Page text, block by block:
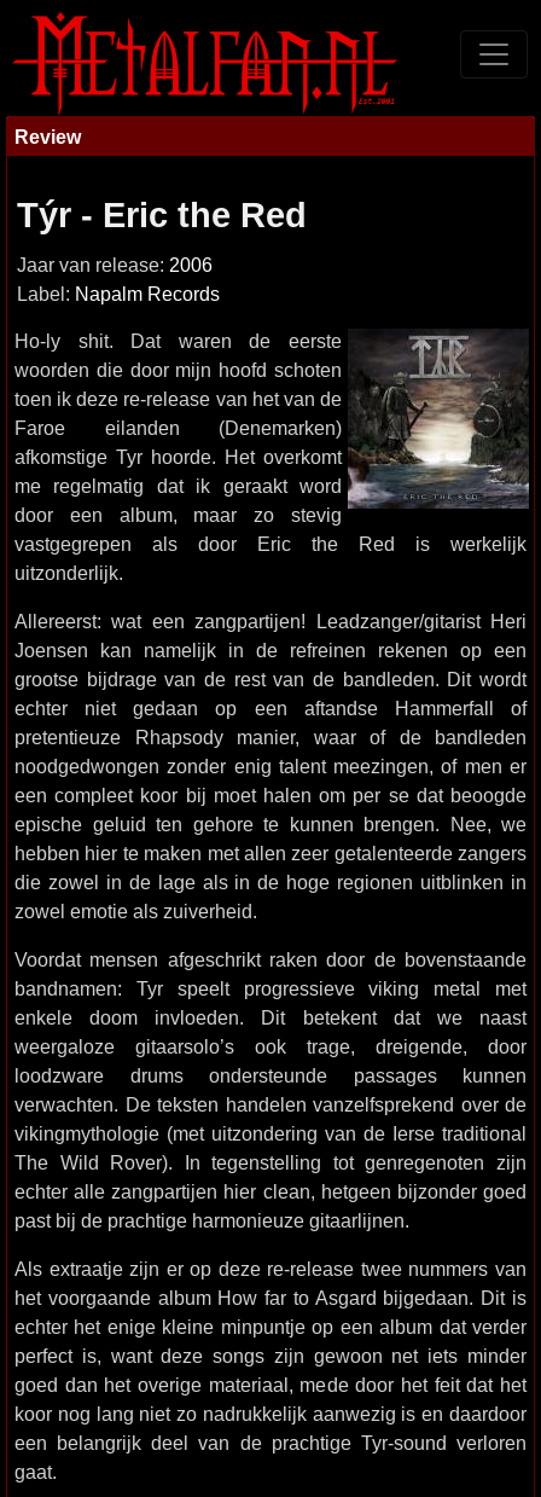
Review
Týr - Eric the Red
Jaar van release: 2006
Label: Napalm Records
Ho-ly shit. Dat waren de eerste
woorden die door mijn hoofd schoten
toen ik deze re-release van het van de
Faroe eilanden (Denemarken)
afkomstige Tyr hoorde. Het overkomt
me regelmatig dat ik geraakt word
door een album, maar zo stevig
vastgegrepen als door Eric the Red is werkelijk
uitzonderlijk.
Allereerst: wat een zangpartijen! Leadzanger/gitarist Heri
Joensen kan namelijk in de refreinen rekenen op een
grootse bijdrage van de rest van de bandleden. Dit wordt
echter niet gedaan op een aftandse Hammerfall of
pretentieuze Rhapsody manier, waar of de bandleden
noodgedwongen zonder enig talent meezingen, of men er
een compleet koor bij moet halen om per se dat beoogde
epische geluid ten gehore te kunnen brengen. Nee, we
hebben hier te maken met allen zeer getalenteerde zangers
die zowel in de lage als in de hoge regionen uitblinken in
zowel emotie als zuiverheid.
Voordat mensen afgeschrikt raken door de bovenstaande
bandnamen: Tyr speelt progressieve viking metal met
enkele doom invloeden. Dit betekent dat we naast
weergaloze gitaarsolo’s ook trage, dreigende, door
loodzware drums ondersteunde passages kunnen
verwachten. De teksten handelen vanzelfsprekend over de
vikingmythologie (met uitzondering van de Ierse traditional
The Wild Rover). In tegenstelling tot genregenoten zijn
echter alle zangpartijen hier clean, hetgeen bijzonder goed
past bij de prachtige harmonieuze gitaarlijnen.
Als extraatje zijn er op deze re-release twee nummers van
het voorgaande album How far to Asgard bijgedaan. Dit is
echter het enige kleine minpuntje op een album dat verder
perfect is, want deze songs zijn gewoon net iets minder
goed dan het overige materiaal, mede door het feit dat het
koor nog lang niet zo nadrukkelijk aanwezig is en daardoor
een belangrijk deel van de prachtige Tyr-sound verloren
gaat.